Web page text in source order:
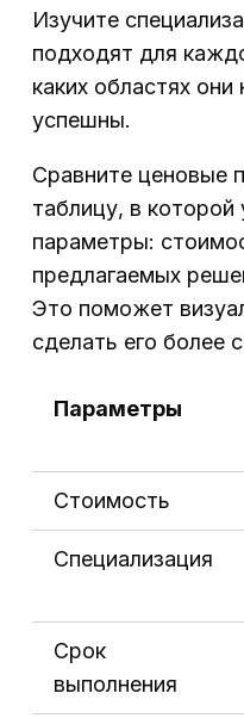
Изучите
подходят для
каких областях
успешны.
Сравните ценовые
таблицу, в
параметры:
предлагаемых
Это поможет
сделать его более
Параметры
Стоимость
Специализация
Срок
выполнения